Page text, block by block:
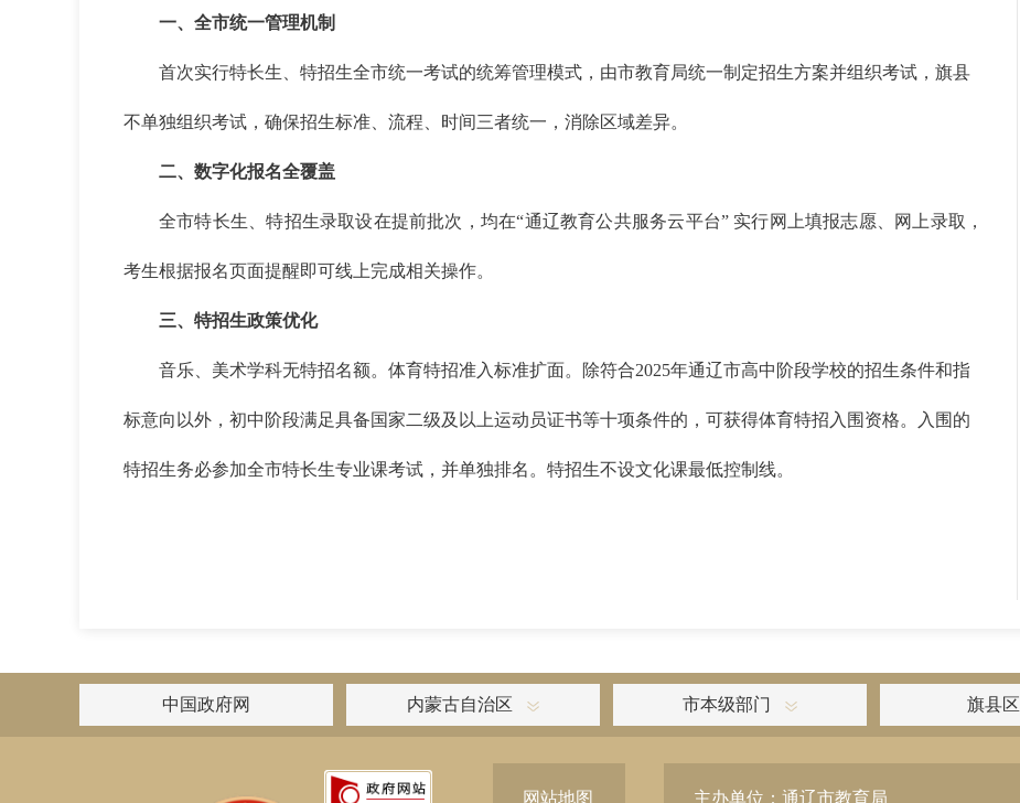
一、全市统一管理机制
首次实行特长生、特招生全市统一考试的统筹管理模式，由市教育局统一制定招生方案并组织考试，旗县
不单独组织考试，确保招生标准、流程、时间三者统一，消除区域差异。
二、数字化报名全覆盖
全市特长生、特招生录取设在提前批次，均在“通辽教育公共服务云平台” 实行网上填报志愿、网上录取，
考生根据报名页面提醒即可线上完成相关操作。
三、特招生政策优化
音乐、美术学科无特招名额。体育特招准入标准扩面。除符合2025年通辽市高中阶段学校的招生条件和指
标意向以外，初中阶段满足具备国家二级及以上运动员证书等十项条件的，可获得体育特招入围资格。入围的
特招生务必参加全市特长生专业课考试，并单独排名。特招生不设文化课最低控制线。
中国政府网 内蒙古自治区 市本级部门 旗县区
网站地图 主办单位：通辽市教育局